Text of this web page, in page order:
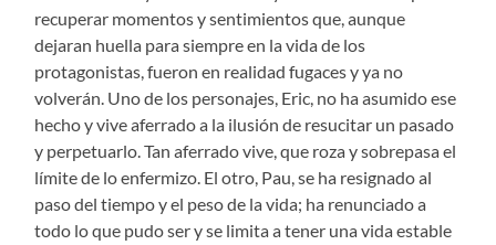
recuperar momentos y sentimientos que, aunque
dejaran huella para siempre en la vida de los
protagonistas, fueron en realidad fugaces y ya no
volverán. Uno de los personajes, Eric, no ha asumido ese
hecho y vive aferrado a la ilusión de resucitar un pasado
y perpetuarlo. Tan aferrado vive, que roza y sobrepasa el
límite de lo enfermizo. El otro, Pau, se ha resignado al
paso del tiempo y el peso de la vida; ha renunciado a
todo lo que pudo ser y se limita a tener una vida estable